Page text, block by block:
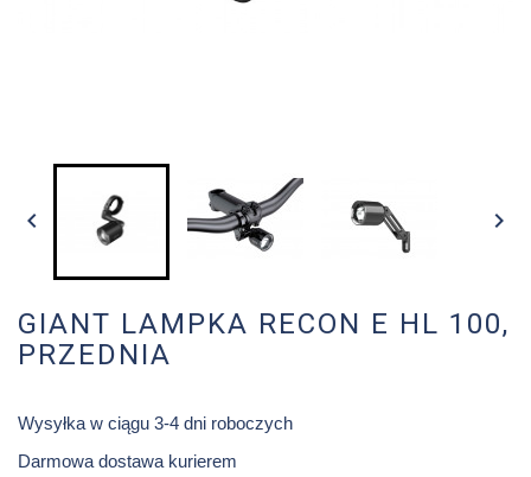
 
GIANT LAMPKA RECON E HL 100,
PRZEDNIA
Wysyłka w ciągu 3-4 dni roboczych
Darmowa dostawa kurierem